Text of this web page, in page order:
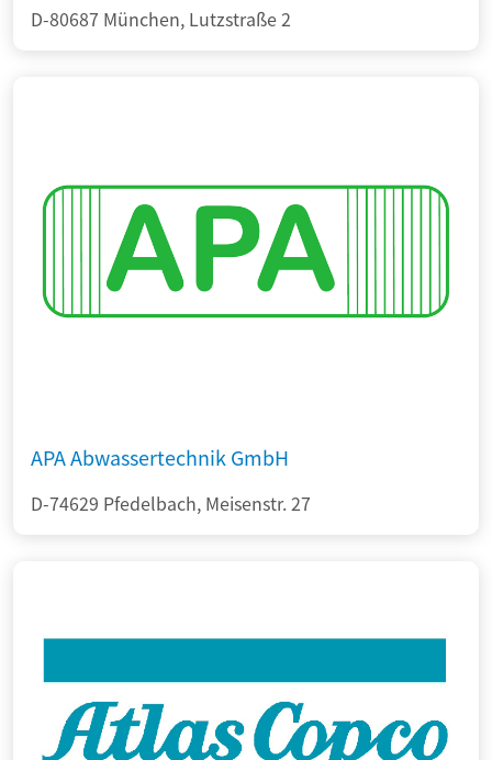
D-80687 München, Lutzstraße 2
APA Abwassertechnik GmbH
D-74629 Pfedelbach, Meisenstr. 27